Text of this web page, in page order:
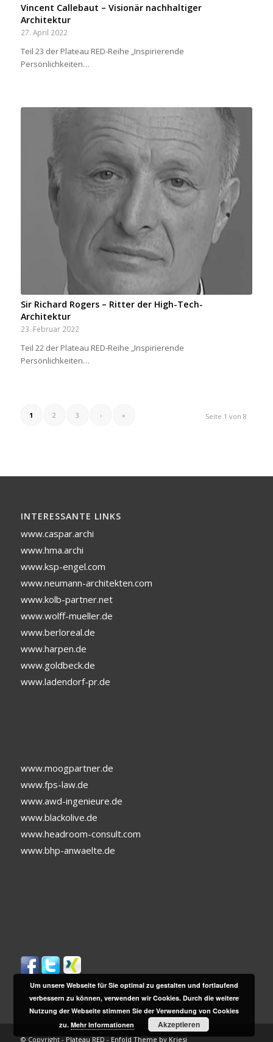
Vincent Callebaut – Visionär nachhaltiger
Architektur
27. April 2022
Teil 23 der Plateau RED-Reihe „Inspirierende
Persönlichkeiten…
Sir Richard Rogers – Ritter der High-Tech-
Architektur
23. Februar 2022
Teil 22 der Plateau RED-Reihe „Inspirierende
Persönlichkeiten…
Seite 1 von 8
1 2 3 › »
INTERESSANTE LINKS
www.caspar.archi
www.hma.archi
www.ksp-engel.com
www.neumann-architekten.com
www.kolb-partner.net
www.wolff-mueller.de
www.berloreal.de
www.harpen.de
www.goldbeck.de
www.ladendorf-pr.de
www.moogpartner.de
www.fps-law.de
www.awd-ingenieure.de
www.blackolive.de
www.headroom-consult.com
www.bhp-anwaelte.de
© Copyright -Plateau RED-Enfold Theme by Kriesi
Um unsere Webseite für Sie optimal zu gestalten und fortlaufend
verbessern zu können, verwenden wir Cookies. Durch die weitere
Nutzung der Webseite stimmen Sie der Verwendung von Cookies
zu.Mehr Informationen Akzeptieren